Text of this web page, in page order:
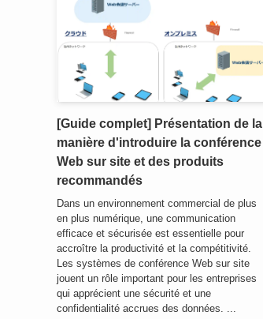
[Guide complet] Présentation de la
manière d'introduire la conférence
Web sur site et des produits
recommandés
Dans un environnement commercial de plus
en plus numérique, une communication
efficace et sécurisée est essentielle pour
accroître la productivité et la compétitivité.
Les systèmes de conférence Web sur site
jouent un rôle important pour les entreprises
qui apprécient une sécurité et une
confidentialité accrues des données. ...